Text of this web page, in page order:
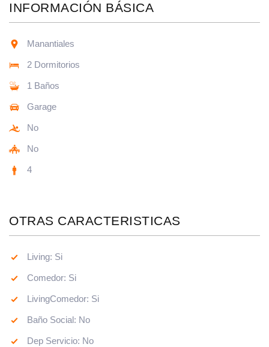
INFORMACIÓN BÁSICA
Manantiales
2 Dormitorios
1 Baños
Garage
No
No
4
OTRAS CARACTERISTICAS
Living: Si
Comedor: Si
LivingComedor: Si
Baño Social: No
Dep Servicio: No